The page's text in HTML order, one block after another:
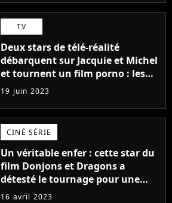
TV
Deux stars de télé-réalité
débarquent sur Jacquie et Michel
et tournent un film porno : les
premières images du tournage
(exclu)
19 juin 2023
CINÉ SÉRIE
Un véritable enfer : cette star du
film Donjons et Dragons a
détesté le tournage pour une
raison très spéciale
16 avril 2023